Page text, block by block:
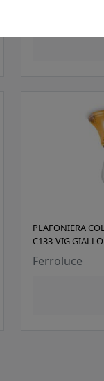
PLAFONIERA
C133-VIG GIALLO
Ferroluce